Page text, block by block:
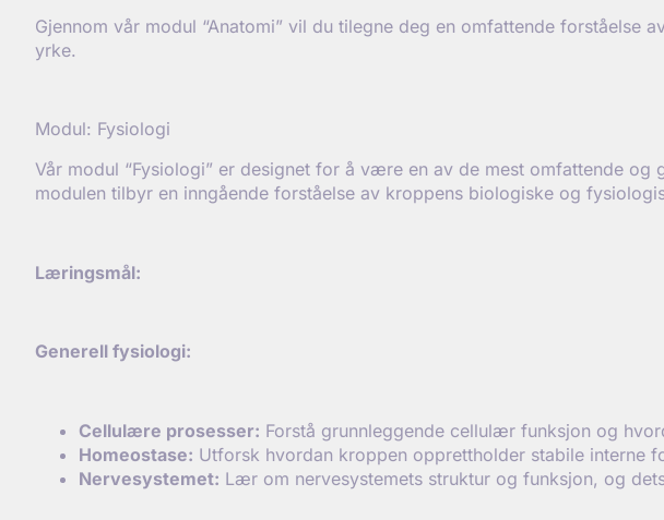
Gjennom vår modul “Anatomi” vil du tilegne deg en omfattende
yrke.
Modul: Fysiologi
Vår modul “Fysiologi” er designet for å være en av de mest omfattende
modulen tilbyr en inngående forståelse av kroppens biologiske og
Læringsmål:
Generell fysiologi:
Cellulære prosesser: Forstå grunnleggende cellulær funksjon og
Homeostase: Utforsk hvordan kroppen opprettholder stabile interne
Nervesystemet: Lær om nervesystemets struktur og funksjon, og